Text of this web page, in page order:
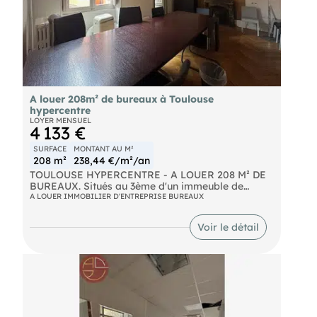
A louer 208m² de bureaux à Toulouse
hypercentre
LOYER MENSUEL
4 133 €
SURFACE
208 m²
MONTANT AU M²
238,44 €/m²/an
TOULOUSE HYPERCENTRE - A LOUER 208 M² DE
BUREAUX. Situés au 3ème d'un immeuble de
standing dans l'hypercentre de Toulouse, ce local
environnement professionnel dynamique.
Idéalement placé à proximité immédiate du
métro, des bus, des parkings publics, des
commerces et des restaurants. L'immeuble allie
charme architectural du centre historique et
fonctionnalité pour les activités tertiaires. Des
frais de gestion technique s'appliquent à hauteur
de 2,5 % par trimestre. Idéal pour activités de
services ou professions libérales. Toutes nos
A LOUER IMMOBILIER D'ENTREPRISE BUREAUX
Voir le détail